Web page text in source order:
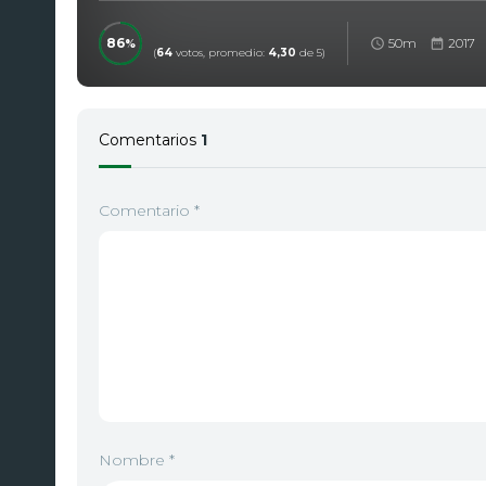
86
(64 votos, promedio: 4,30 de 5)
50m 2017
Comentarios 1
Comentario *
Nombre *